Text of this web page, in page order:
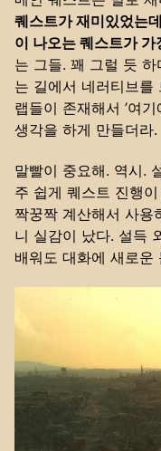
퀘스트가 재미있었는
이 나오는 퀘스트가 가
는 그들. 꽤 그럴 듯
는 길에서 네러티브를
랩들이 존재해서 ’여
생각을 하게 만들더라.
말빨이 중요해. 역시.
주 쉽게 퀘스트 진행
짝꿍짝 계산해서 사
니 실감이 났다. 설득
배워도 대화에 새로운